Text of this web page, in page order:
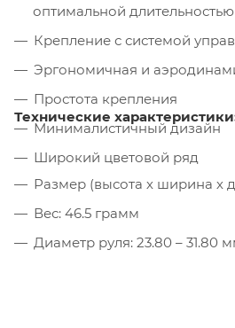
оптимальной
Крепление с системой
Эргономичная и
Простота крепления
Минималистичный дизайн
Широкий цветовой ряд
Технические
Размер (высота х ширина х
Вес: 46.5 грамм
Диаметр руля: 23.80 – 31.80